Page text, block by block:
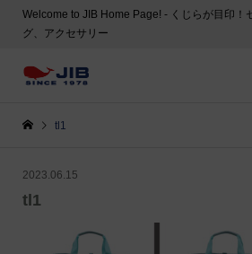
Welcome to JIB Home Page! ‐ くじらが目印！
グ、アクセサリー
tl1
2023.06.15
tl1